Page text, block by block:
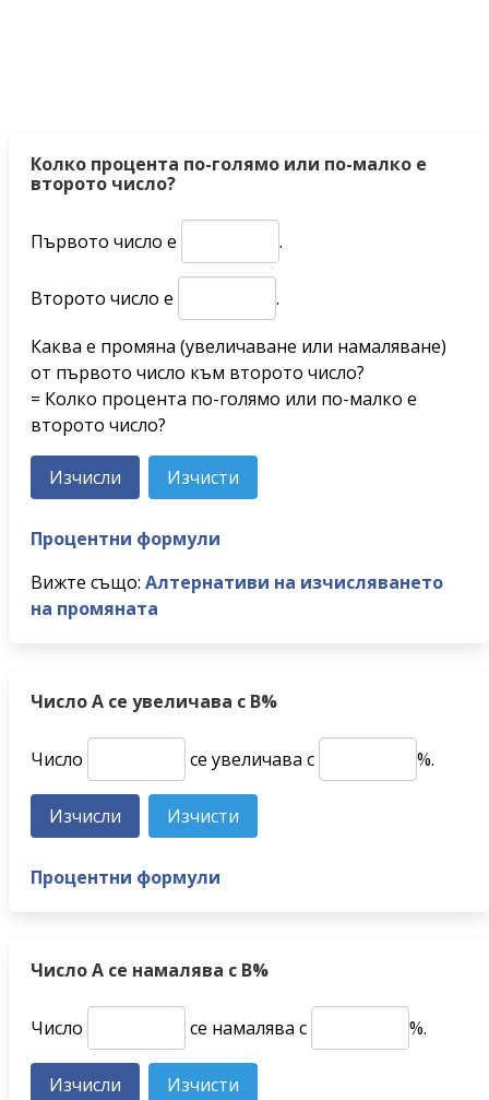
Колко процента по-голямо или по-малко е
второто число?
Първото число е .
Второто число е
.
Каква е промяна (увеличаване или намаляване)
от първото число към второто число?
= Колко процента по-голямо или по-малко е
второто число?
Процентни формули
Вижте също: Алтернативи на изчисляването
на промяната
Число A се увеличава с B%
Число се увеличава с %.
Процентни формули
Число A се намалява с B%
Число се намалява с %.